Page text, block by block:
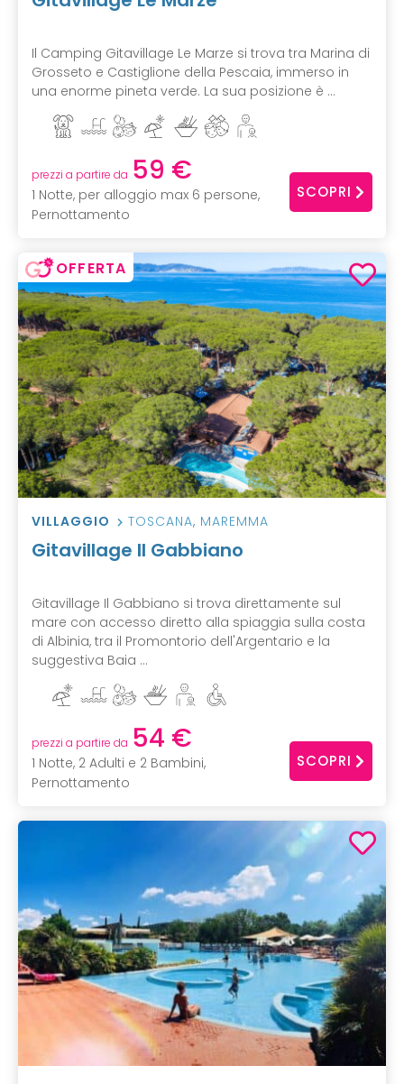
Il Camping Gitavillage Le Marze si trova tra Marina di
Grosseto e Castiglione della Pescaia, immerso in
una enorme pineta verde. La sua posizione è ...
prezzi a partire da 59 €
1 Notte, per alloggio max 6 persone,
Pernottamento
SCOPRI
OFFERTA
VILLAGGIO TOSCANA, MAREMMA
Gitavillage Il Gabbiano
Gitavillage Il Gabbiano si trova direttamente sul
mare con accesso diretto alla spiaggia sulla costa
di Albinia, tra il Promontorio dell'Argentario e la
suggestiva Baia ...
prezzi a partire da 54 €
1 Notte, 2 Adulti e 2 Bambini,
Pernottamento
SCOPRI